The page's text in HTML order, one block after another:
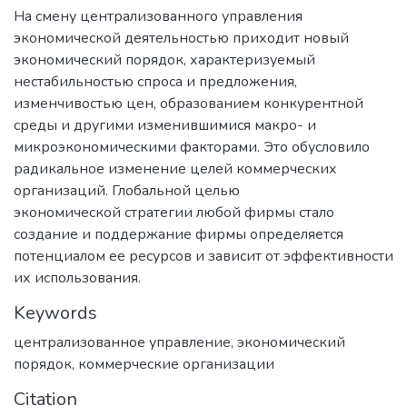
На смену централизованного управления
экономической деятельностью приходит новый
экономический порядок, характеризуемый
нестабильностью спроса и предложения,
изменчивостью цен, образованием конкурентной
среды и другими изменившимися макро- и
микроэкономическими факторами. Это обусловило
радикальное изменение целей коммерческих
организаций. Глобальной целью
экономической стратегии любой фирмы стало
создание и поддержание фирмы определяется
потенциалом ее ресурсов и зависит от эффективности
их использования.
Keywords
централизованное управление, экономический
порядок, коммерческие организации
Citation